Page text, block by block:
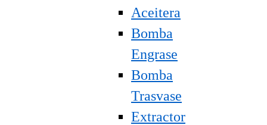
Aceitera
Bomba
Engrase
Bomba
Trasvase
Extractor